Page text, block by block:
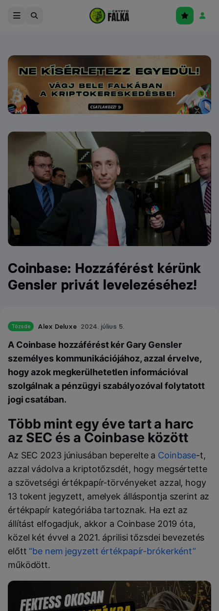
Coinbase: Hozzáférést kérünk
Gensler privát levelezéséhez!
Tőzsde Alex Deluxe 2024. július 5.
A Coinbase hozzáférést kér Gary Gensler
személyes kommunikációjához, azzal érvelve,
hogy azok megkerülhetetlen információval
szolgálnak a pénzügyi szabályozóval folytatott
jogi csatában.
Több mint egy éve tart a harc
az SEC és a Coinbase között
Az SEC 2023 júniusában beperelte a Coinbase-t,
azzal vádolva a kriptotőzsdét, hogy megsértette
a szövetségi értékpapír-törvényeket azzal, hogy
13 tokent jegyzett, amelyek álláspontja szerint az
értékpapír kategóriába tartoznak. Ha ezt az
állítást elfogadjuk, akkor a Coinbase 2019 óta,
közel két évvel a 2021. áprilisi tőzsdei bevezetés
előtt “be nem jegyzett értékpapír-brókerként”
működött.